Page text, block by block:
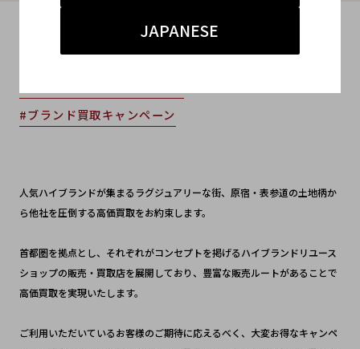
JAPANESE
#シャネル #表参道1号店 #買取
#ブランド買取キャンペーン
人気ハイブランドが集まるラグジュアリーな街、原宿・表参道の土地柄か
ら他社を圧倒する高価買取をお約束します。
首都圏を拠点とし、それぞれがコンセプトを掲げるハイブランドリユース
ショップの販売・買取店を展開しており、豊富な販売ルートがあることで
高価買取を実現いたします。
ご利用いただいているお客様のご期待に応えるべく、大変お得なキャンペ